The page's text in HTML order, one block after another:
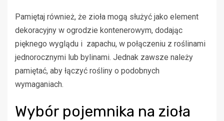
Pamiętaj również, że zioła mogą służyć jako element
dekoracyjny w ogrodzie kontenerowym, dodając
pięknego wyglądu i zapachu, w połączeniu z roślinami
jednorocznymi lub bylinami. Jednak zawsze należy
pamiętać, aby łączyć rośliny o podobnych
wymaganiach.
Wybór pojemnika na zioła